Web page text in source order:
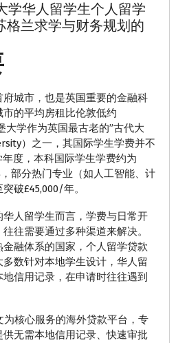
学华人留学生个人留学
格兰求学与财务规划的
城市，也是英国重要的金融科
的平均房租比伦敦低约
大学作为英国最古老的”古代大
）之一，其国际学生学费并不
度，本科国际学生学费约为
部分热门专业（如人工智能、计
破£45,000/年。
人留学生而言，学费与日常开
往需要通过多种渠道来解决。
融体系的国家，个人留学贷款
数针对本地学生设计，华人留
信用记录，在申请时往往遇到
核心服务的海外贷款平台，专
无需本地信用记录、快速审批